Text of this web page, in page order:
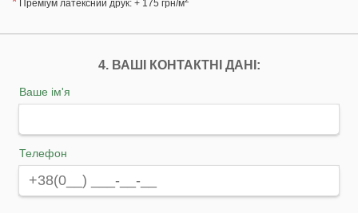
Преміум латексний друк: + 175 грн/м
4. ВАШІ КОНТАКТНІ ДАНІ:
Ваше ім'я
Телефон